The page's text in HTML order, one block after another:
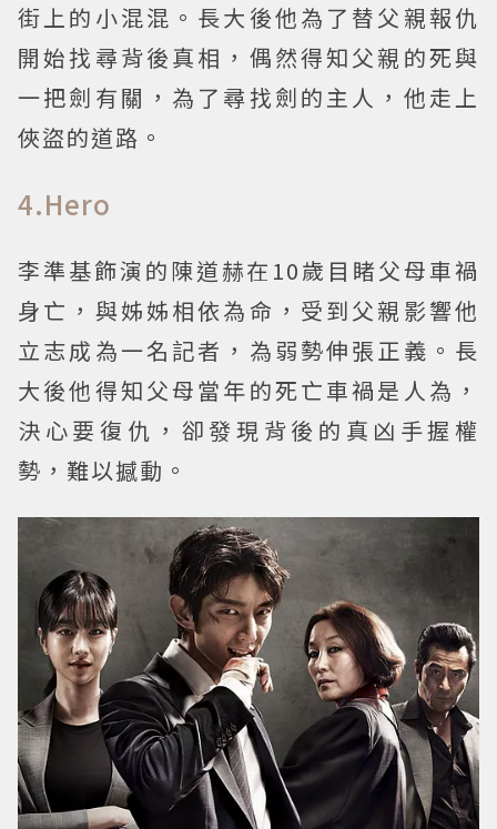
街上的小混混。長大後他為了替父親報仇
開始找尋背後真相，偶然得知父親的死與
一把劍有關，為了尋找劍的主人，他走上
俠盜的道路。
4.Hero
李準基飾演的陳道赫在10歲目睹父母車禍
身亡，與姊姊相依為命，受到父親影響他
立志成為一名記者，為弱勢伸張正義。長
大後他得知父母當年的死亡車禍是人為，
決心要復仇，卻發現背後的真凶手握權
勢，難以撼動。